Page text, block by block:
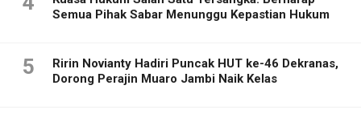
Semua Pihak Sabar Menunggu Kepastian Hukum
5
Ririn Novianty Hadiri Puncak HUT ke-46 Dekranas,
Dorong Perajin Muaro Jambi Naik Kelas